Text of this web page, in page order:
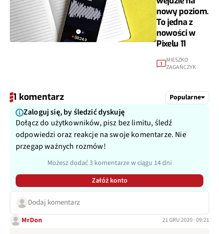
nowy poziom.
To jedna z
nowości w
Pixelu 11
1
MIESZKO
ZAGAŃCZYK
1 komentarz Popularne
Zaloguj się, by śledzić dyskuję
Dołącz do użytkowników, pisz bez limitu, śledź
odpowiedzi oraz reakcje na swoje komentarze. Nie
przegap ważnych rozmów!
Możesz dodać 3 komentarze w ciągu 14 dni
Załóż konto
Dodaj komentarz
MrDon 21 GRU 2020 · 09:21